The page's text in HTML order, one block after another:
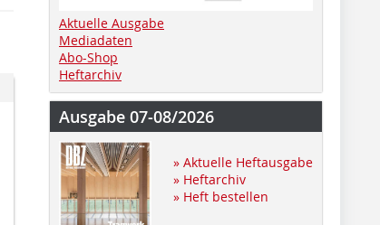
Aktuelle Ausgabe
Mediadaten
Abo-Shop
Heftarchiv
Ausgabe 07-08/2026
» Aktuelle Heftausgabe
» Heftarchiv
» Heft bestellen